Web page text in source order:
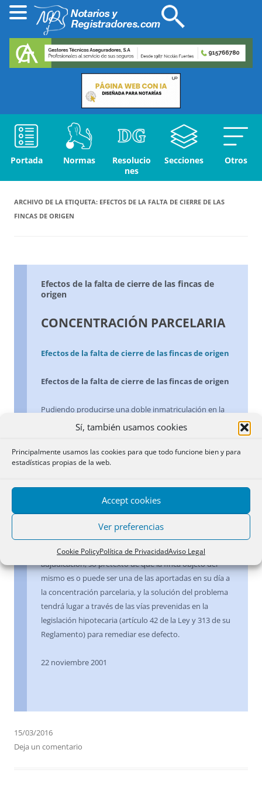
Sí, también usamos cookies
Principalmente usamos las cookies para que todo funcione bien y para
estadísticas propias de la web.
Accept cookies
Ver preferencias
Cookie PolicyPolítica de PrivacidadAviso Legal
Portada Normas
Resolucio
nes
Secciones Otros
ARCHIVO DE LA ETIQUETA: EFECTOS DE LA FALTA DE CIERRE DE LAS
FINCAS DE ORIGEN
Efectos de la falta de cierre de las fincas de
origen
CONCENTRACIÓN PARCELARIA
Efectos de la falta de cierre de las fincas de origen
Efectos de la falta de cierre de las fincas de origen
Pudiendo producirse una doble inmatriculación en la
concentración parcelaria, en la que no se produce el
ocurre en la propiedad urbana con la reparcelación o la
compensación, cabe la posibilidad, como en el caso que
hayan practicado anotaciones de embargo que den
lugar a su adjudicación a favor de persona distinta del
cabe negar el acceso al Registro del Auto de
adjudicación, so pretexto de que la finca objeto del
mismo es o puede ser una de las aportadas en su día a
la concentración parcelaria, y la solución del problema
tendrá lugar a través de las vías prevenidas en la
legislación hipotecaria (artículo 42 de la Ley y 313 de su
Reglamento) para remediar ese defecto.
22 noviembre 2001
15/03/2016
Deja un comentario